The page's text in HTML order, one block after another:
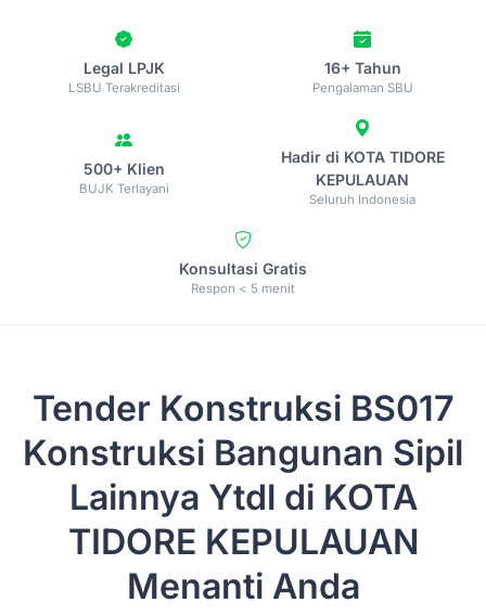
Legal LPJK
LSBU Terakreditasi
16+ Tahun
Pengalaman SBU
500+ Klien
BUJK Terlayani
Hadir di KOTA TIDORE
KEPULAUAN
Seluruh Indonesia
Konsultasi Gratis
Respon < 5 menit
Tender Konstruksi BS017
Konstruksi Bangunan Sipil
Lainnya Ytdl di KOTA
TIDORE KEPULAUAN
Menanti Anda